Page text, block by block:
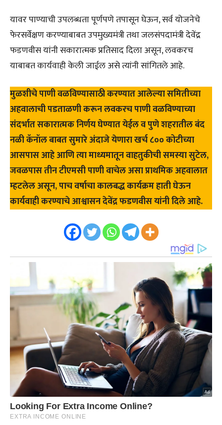
यावर पाण्याची उपलब्धता पूर्णपणे तपासून घेऊन, सर्व योजनेचे
फेरसर्वेक्षण करण्याबाबत उपमुख्यमंत्री तथा जलसंपदामंत्री देवेंद्र
फडणवीस यांनी सकारात्मक प्रतिसाद दिला असून, लवकरच
याबाबत कार्यवाही केली जाईल असे त्यांनी सांगितले आहे.
मुळशीचे पाणी वळविण्यासाठी करण्यात आलेल्या समितीच्या
अहवालाची पडताळणी करून लवकरच पाणी वळविण्याच्या
संदर्भात सकारात्मक निर्णय घेण्यात येईल व पुणे शहरातील बंद
नळी कॅनॉल बाबत सुमारे अंदाजे येणारा खर्च ८०० कोटीच्या
आसपास आहे आणि त्या माध्यमातून वाहतुकीची समस्या सुटेल,
जवळपास तीन टीएमसी पाणी वाचेल असा प्राथमिक अहवालात
म्हटलेल असून, पाच वर्षाचा कालबद्ध कार्यक्रम हाती घेऊन
कार्यवाही करण्याचे आश्वासन देवेंद्र फडणवीस यांनी दिले आहे.